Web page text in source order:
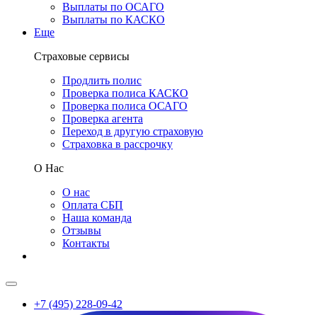
Выплаты по ОСАГО
Выплаты по КАСКО
Еще
Страховые сервисы
Продлить полис
Проверка полиса КАСКО
Проверка полиса ОСАГО
Проверка агента
Переход в другую страховую
Страховка в рассрочку
О Нас
О нас
Оплата СБП
Наша команда
Отзывы
Контакты
+7 (495) 228-09-42